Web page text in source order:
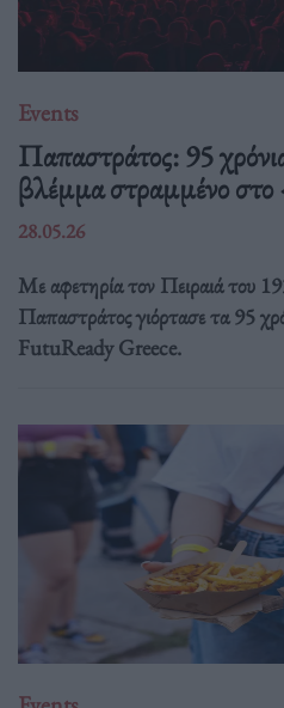
Events
Παπαστράτος: 95
βλέμμα στραμμένο
28.05.26
Με αφετηρία τον Πειραιά του
Παπαστράτος γιόρτασε τα 95
FutuReady Greece.